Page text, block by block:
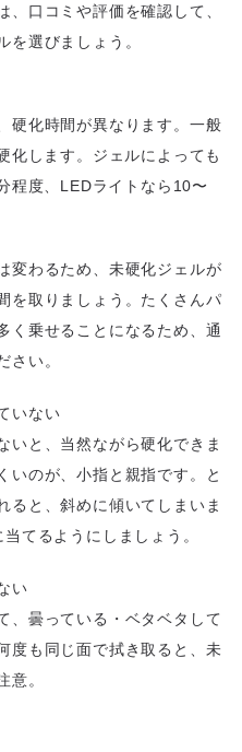
、口コミや評価を確認して、
を選びましょう。
硬化時間が異なります。一般
化します。ジェルによっても
程度、LEDライトなら10〜
変わるため、未硬化ジェルが
を取りましょう。たくさんパ
く乗せることになるため、通
さい。
いない
いと、当然ながら硬化できま
いのが、小指と親指です。と
ると、斜めに傾いてしまいま
てるようにしましょう。
い
、曇っている・ベタベタして
度も同じ面で拭き取ると、未
意。